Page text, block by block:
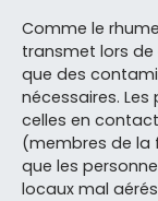
Comme le
transmet lors
que des
nécessaires.
celles en
(membres de la
que les
locaux mal